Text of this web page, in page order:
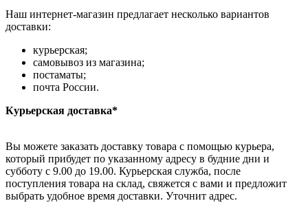
Наш интернет-магазин предлагает несколько вариантов
доставки:
курьерская;
самовывоз из магазина;
постаматы;
почта России.
Курьерская доставка*
Вы можете заказать доставку товара с помощью курьера,
который прибудет по указанному адресу в будние дни и
субботу с 9.00 до 19.00. Курьерская служба, после
поступления товара на склад, свяжется с вами и предложит
выбрать удобное время доставки. Уточнит адрес.